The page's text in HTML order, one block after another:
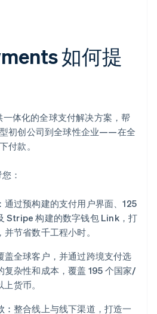
如何提
一体化的全球支付解决方案，帮
初创公司到全球性企业——在全
付款。
：
通过预构建的支付用户界面、125
Stripe 构建的数字钱包 Link，打
节省数千工程小时。
盖全球客户，并通过跨境支付选
复杂性和成本，覆盖 195 个国家/
货币。
整合线上与线下渠道，打造一